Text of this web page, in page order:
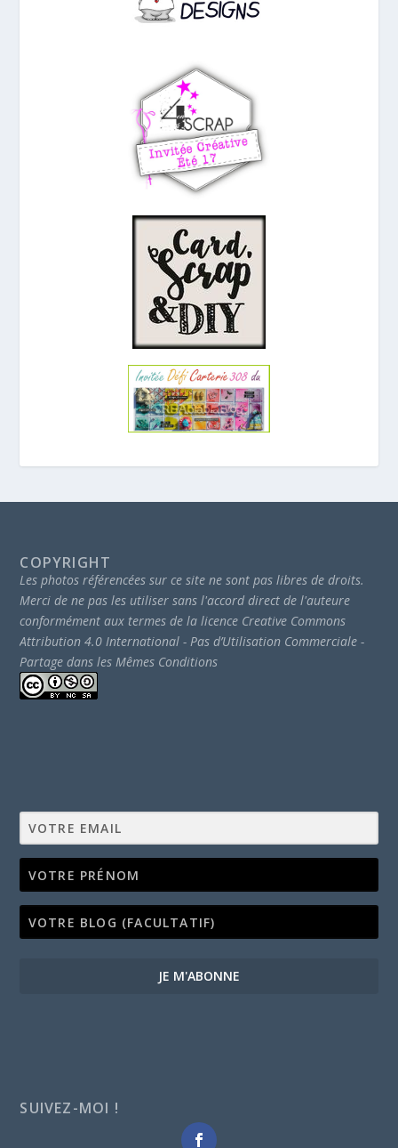
COPYRIGHT
Les photos référencées sur ce site ne sont pas libres de droits.
Merci de ne pas les utiliser sans l'accord direct de l'auteure
conformément aux termes de la licence Creative Commons
Attribution 4.0 International - Pas d’Utilisation Commerciale -
Partage dans les Mêmes Conditions
JE M'ABONNE
SUIVEZ-MOI !